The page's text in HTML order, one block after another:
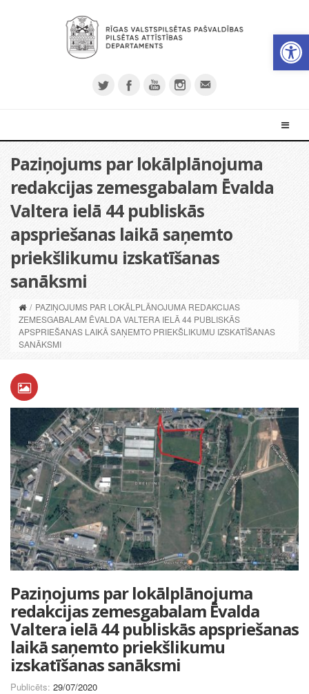
Paziņojums par lokālplānojuma
redakcijas zemesgabalam Ēvalda
Valtera ielā 44 publiskās
apspriešanas laikā saņemto
priekšlikumu izskatīšanas
sanāksmi
/ PAZIŅOJUMS PAR LOKĀLPLĀNOJUMA REDAKCIJAS
ZEMESGABALAM ĒVALDA VALTERA IELĀ 44 PUBLISKĀS
APSPRIEŠANAS LAIKĀ SAŅEMTO PRIEKŠLIKUMU IZSKATĪŠANAS
SANĀKSMI
Paziņojums par lokālplānojuma
redakcijas zemesgabalam Ēvalda
Valtera ielā 44 publiskās apspriešanas
laikā saņemto priekšlikumu
izskatīšanas sanāksmi
Publicēts: 29/07/2020